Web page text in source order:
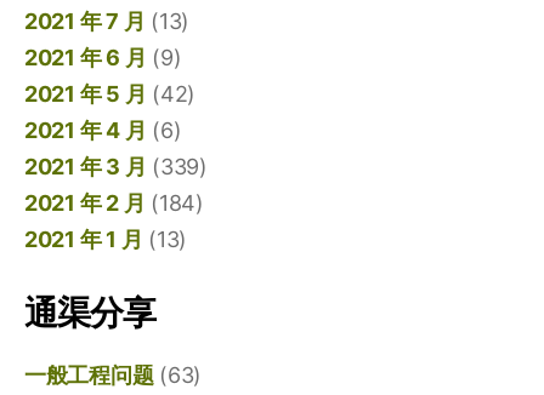
2021 年 7 月 (13)
2021 年 6 月 (9)
2021 年 5 月 (42)
2021 年 4 月 (6)
2021 年 3 月 (339)
2021 年 2 月 (184)
2021 年 1 月 (13)
通渠分享
一般工程问题(63)